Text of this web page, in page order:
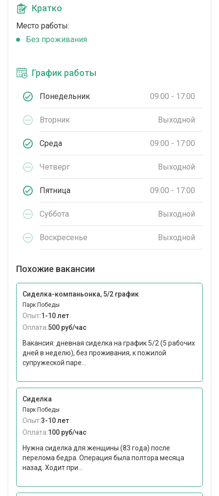
Кратко
Место работы:
Без проживания
График работы
Понедельник 09:00 - 17:00
Вторник Выходной
Среда 09:00 - 17:00
Четверг Выходной
Пятница 09:00 - 17:00
Суббота Выходной
Воскресенье Выходной
Похожие вакансии
Сиделка-компаньонка, 5/2 график
Парк Победы
Опыт:1-10 лет
Оплата:500 руб/час
Вакансия: дневная сиделка на график 5/2 (5 рабочих
дней в неделю), без проживания, к пожилой
супружеской паре...
Сиделка
Парк Победы
Опыт:3-10 лет
Оплата:100 руб/час
Нужна сиделка для женщины (83 года) после
перелома бедра. Операция была полтора месяца
назад. Ходит при...